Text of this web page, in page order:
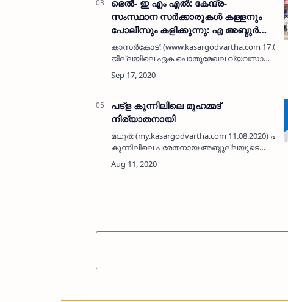
ഭെൽ- ഇ എം എൽ: കേന്ദ്ര-
സംസ്ഥാന സർക്കാരുകൾ കള്ളനും
പോലീസും കളിക്കുന്നു: എ അബ്ദുർ
റഹ്‌മാൻ
കാസർകോട്: (www.kasargodvartha.com
ജില്ലയിലെ ഏക പൊതുമേഖല വ്യവസായ
സ്ഥാപനമായ ഭെൽ- ഇഎംഎല്ലിന്റെ
കാര്യത്തിൽ കേന്ദ്രം ഭരിക്കുന്ന ബി ജെ പി
പട്‌ള കുന്നിലിലെ മുഹമ്മദ്
നിര്യാതനായി
മധൂര്‍: (my.kasargodvartha.com 11.08.2020) പട്‌ള
കുന്നിലിലെ പരേതനായ അബ്ദുല്ലയുടെ
മകന്‍ മുഹമ്മദ് (54) നിര്യാതനായി. അസുഖം
മൂലം കിടപ്പിലായിരുന്നു. പട്‌ള കുന്നില…